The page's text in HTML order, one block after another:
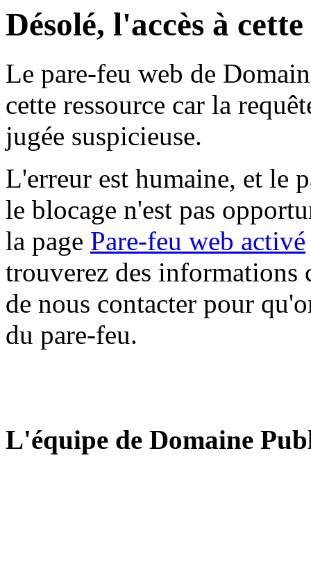
Désolé, l'accès à
Le pare-feu web de
cette ressource car la
jugée suspicieuse.
L'erreur est humaine, et le
le blocage n'est pas
la page Pare-feu web activé
trouverez des informations
de nous contacter pour
du pare-feu.
L'équipe de Domaine